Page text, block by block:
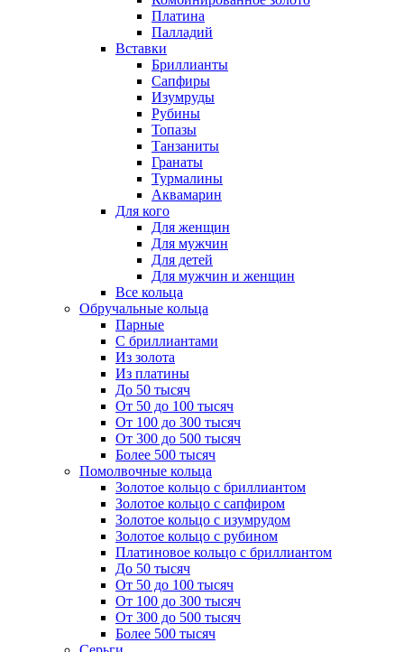
Платина
Палладий
Вставки
Бриллианты
Сапфиры
Изумруды
Рубины
Топазы
Танзаниты
Гранаты
Турмалины
Аквамарин
Для кого
Для женщин
Для мужчин
Для детей
Для мужчин и женщин
Все кольца
Обручальные кольца
Парные
С бриллиантами
Из золота
Из платины
До 50 тысяч
От 50 до 100 тысяч
От 100 до 300 тысяч
От 300 до 500 тысяч
Более 500 тысяч
Помолвочные кольца
Золотое кольцо с бриллиантом
Золотое кольцо с сапфиром
Золотое кольцо с изумрудом
Золотое кольцо с рубином
Платиновое кольцо с бриллиантом
До 50 тысяч
От 50 до 100 тысяч
От 100 до 300 тысяч
От 300 до 500 тысяч
Более 500 тысяч